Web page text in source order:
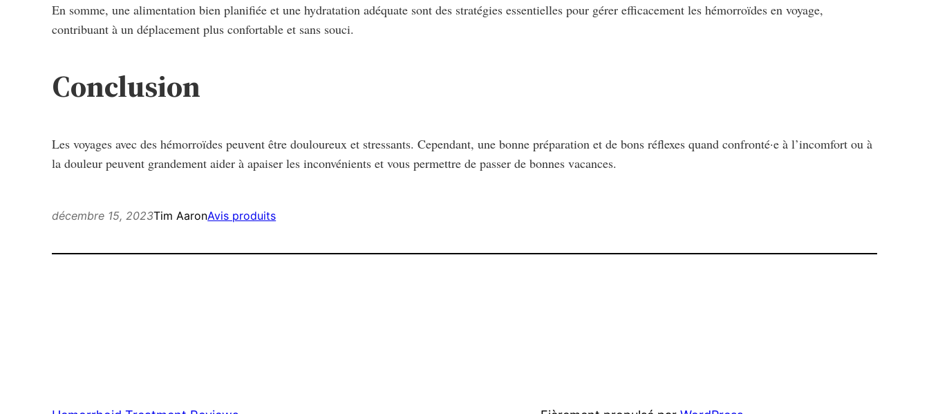
En somme, une alimentation bien planifiée et une hydratation adéquate sont des stratégies essentielles pour gérer efficacement les hémorroïdes en voyage,
contribuant à un déplacement plus confortable et sans souci.
Conclusion
Les voyages avec des hémorroïdes peuvent être douloureux et stressants. Cependant, une bonne préparation et de bons réflexes quand confronté·e à l’incomfort ou à
la douleur peuvent grandement aider à apaiser les inconvénients et vous permettre de passer de bonnes vacances.
décembre 15, 2023Tim AaronAvis produits